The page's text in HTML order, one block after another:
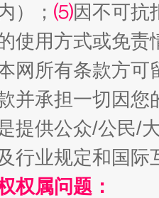
）； ⑸因不可抗
使用方式或免责
网所有条款方
并承担一切因
提供公众/公民/
行业规定和国
权属问题：